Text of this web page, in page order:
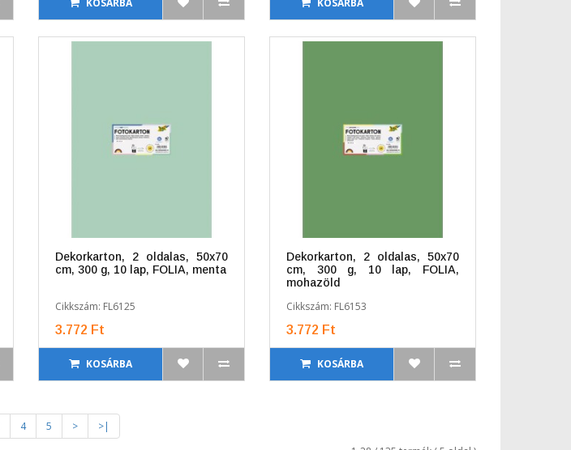
KOSÁRBA KOSÁRBA
Dekorkarton, 2 oldalas, 50x70
cm, 300 g, 10 lap, FOLIA, menta
Cikkszám: FL6125
3.772 Ft
KOSÁRBA
Dekorkarton, 2 oldalas, 50x70
cm, 300 g, 10 lap, FOLIA,
mohazöld
Cikkszám: FL6153
3.772 Ft
KOSÁRBA
4 5 >
>|